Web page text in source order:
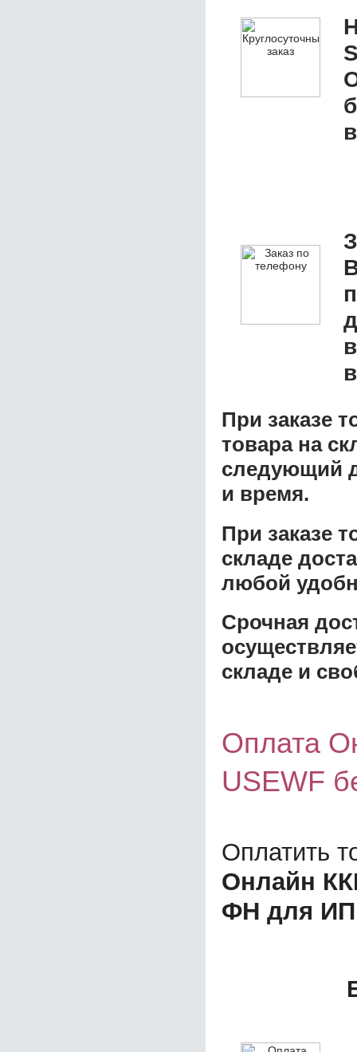
При заказе
товара на
следующий
и время.
При заказе
складе
любой
Срочная
складе и
Оплата
USEWF
Оплатить
Онлайн
ФН для ИП